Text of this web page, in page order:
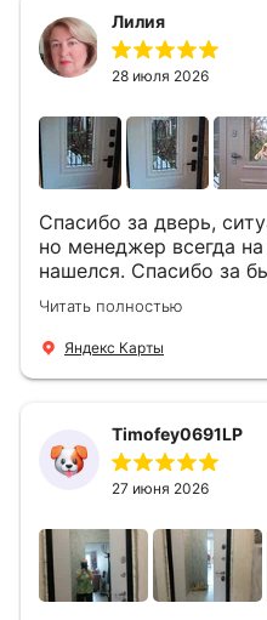
Лилия
28 июля 2026
Спасибо за дверь,
но менеджер всегда
нашелся. Спасибо за
Роману, один и
что дверь нам
Читать полностью
Яндекс Карты
Timofey0691LP
27 июня 2026